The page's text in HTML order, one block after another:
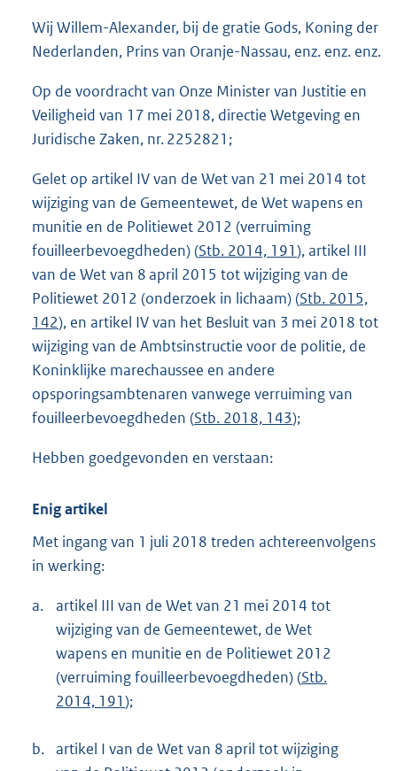
t
4
Wij Willem-Alexander, bij de gratie Gods, Koning der
Nederlanden, Prins van Oranje-Nassau, enz. enz. enz.
Op de voordracht van Onze Minister van Justitie en
Veiligheid van 17 mei 2018, directie Wetgeving en
Juridische Zaken, nr. 2252821;
Gelet op artikel IV van de Wet van 21 mei 2014 tot
wijziging van de Gemeentewet, de Wet wapens en
munitie en de Politiewet 2012 (verruiming
fouilleerbevoegdheden) (Stb. 2014, 191), artikel III
van de Wet van 8 april 2015 tot wijziging van de
Politiewet 2012 (onderzoek in lichaam) (Stb. 2015,
142), en artikel IV van het Besluit van 3 mei 2018 tot
wijziging van de Ambtsinstructie voor de politie, de
Koninklijke marechaussee en andere
opsporingsambtenaren vanwege verruiming van
fouilleerbevoegdheden (Stb. 2018, 143);
Hebben goedgevonden en verstaan:
Enig artikel
Met ingang van 1 juli 2018 treden achtereenvolgens
in werking:
a.
artikel III van de Wet van 21 mei 2014 tot
wijziging van de Gemeentewet, de Wet
wapens en munitie en de Politiewet 2012
(verruiming fouilleerbevoegdheden) (Stb.
2014, 191);
b. artikel I van de Wet van 8 april tot wijziging